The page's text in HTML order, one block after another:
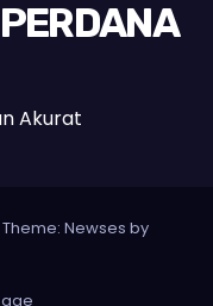
Akurat
Theme: Newses by